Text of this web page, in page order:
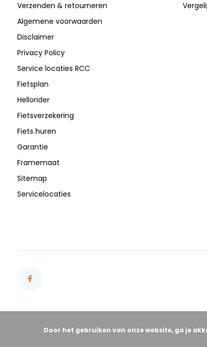
Verzenden & retourneren
Algemene voorwaarden
Disclaimer
Privacy Policy
Service locaties RCC
Fietsplan
Hellorider
Fietsverzekering
Fiets huren
Garantie
Framemaat
Sitemap
Servicelocaties
Door het gebruiken van onze website, ga je